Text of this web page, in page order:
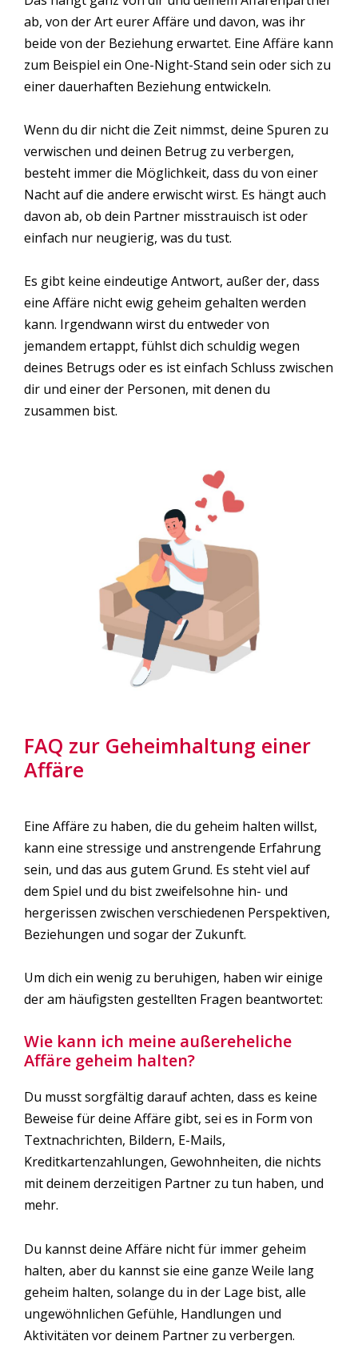
ab, von der Art eurer Affäre und davon, was ihr
beide von der Beziehung erwartet. Eine Affäre kann
zum Beispiel ein One-Night-Stand sein oder sich zu
einer dauerhaften Beziehung entwickeln.
Wenn du dir nicht die Zeit nimmst, deine Spuren zu
verwischen und deinen Betrug zu verbergen,
besteht immer die Möglichkeit, dass du von einer
Nacht auf die andere erwischt wirst. Es hängt auch
davon ab, ob dein Partner misstrauisch ist oder
einfach nur neugierig, was du tust.
Es gibt keine eindeutige Antwort, außer der, dass
eine Affäre nicht ewig geheim gehalten werden
kann. Irgendwann wirst du entweder von
jemandem ertappt, fühlst dich schuldig wegen
deines Betrugs oder es ist einfach Schluss zwischen
dir und einer der Personen, mit denen du
zusammen bist.
FAQ zur Geheimhaltung einer
Affäre
Eine Affäre zu haben, die du geheim halten willst,
kann eine stressige und anstrengende Erfahrung
sein, und das aus gutem Grund. Es steht viel auf
dem Spiel und du bist zweifelsohne hin- und
hergerissen zwischen verschiedenen Perspektiven,
Beziehungen und sogar der Zukunft.
Um dich ein wenig zu beruhigen, haben wir einige
der am häufigsten gestellten Fragen beantwortet:
Wie kann ich meine außereheliche
Affäre geheim halten?
Du musst sorgfältig darauf achten, dass es keine
Beweise für deine Affäre gibt, sei es in Form von
Textnachrichten, Bildern, E-Mails,
Kreditkartenzahlungen, Gewohnheiten, die nichts
mit deinem derzeitigen Partner zu tun haben, und
mehr.
Du kannst deine Affäre nicht für immer geheim
halten, aber du kannst sie eine ganze Weile lang
geheim halten, solange du in der Lage bist, alle
ungewöhnlichen Gefühle, Handlungen und
Aktivitäten vor deinem Partner zu verbergen.